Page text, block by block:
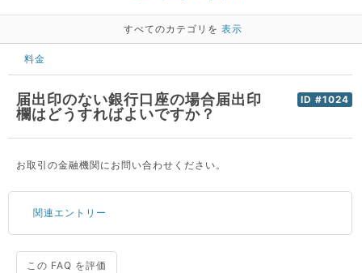
すべてのカテゴリを 表示
料金
ID #1024
届出印のない銀行口座の場合届出印
欄はどうすればよいですか？
お取引の金融機関にお問い合わせください。
関連エントリー
サーバーが重いので調査してほしい
この FAQ を評価